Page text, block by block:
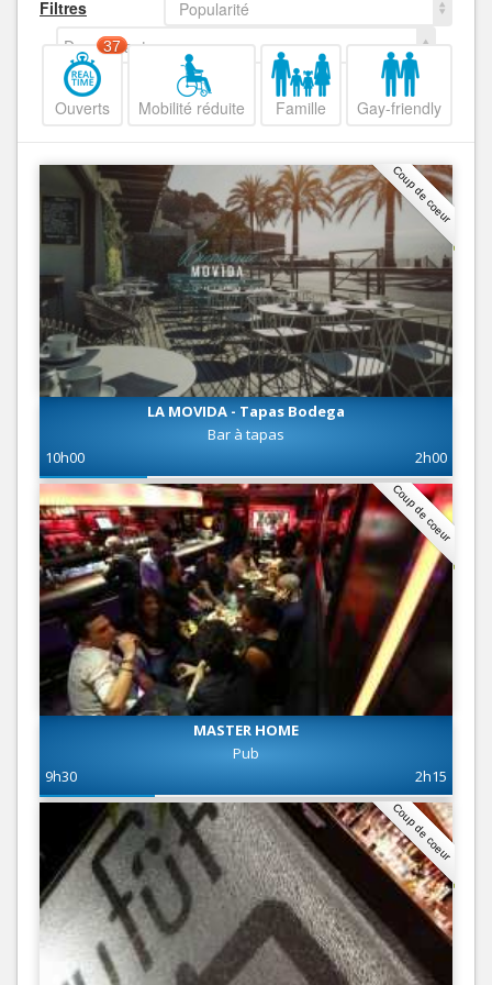
Filtres
Popularité
Decroissant
Ouverts
37
Mobilité réduite Famille Gay-friendly
Coup de coeur
LA MOVIDA - Tapas Bodega
Bar à tapas
10h00
2h00
Coup de coeur
MASTER HOME
Pub
9h30
2h15
Coup de coeur